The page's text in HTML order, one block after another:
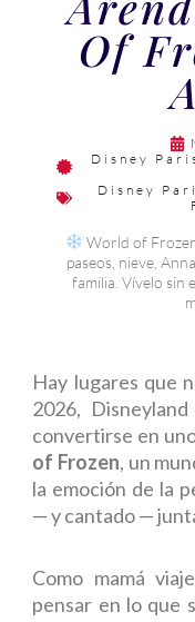
Of
Disney
Disney
World of
paseos, nieve,
familia. Vívelo sin
Hay lugares que
2026,
convertirse en
of Frozen, un
la emoción de la
— y cantado —
Como mamá
pensar en lo que